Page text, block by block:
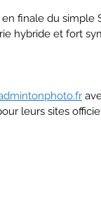
finale du simple
hybride et fort
leurs sites